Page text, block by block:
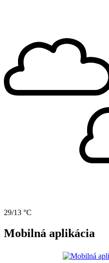
29/13 °C
Mobilná aplikácia